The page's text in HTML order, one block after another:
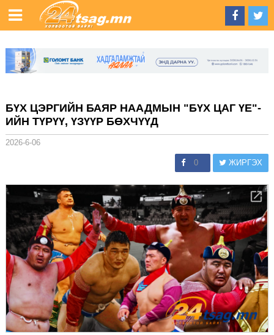
БҮХ ЦЭРГИЙН БАЯР НААДМЫН "БҮХ ЦАГ ҮЕ"-
ИЙН ТҮРҮҮ, ҮЗҮҮР БӨХЧҮҮД
2026-6-06
0 ЖИРГЭХ